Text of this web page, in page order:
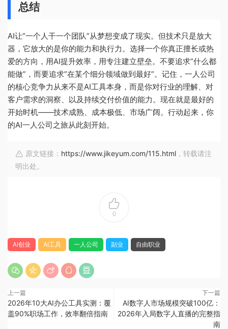
总结
AI让”一个人干一个团队”从梦想变成了现实。但技术只是放大
器，它放大的是你的能力和执行力。选择一个你真正擅长或热
爱的方向，用AI提升效率，用专注建立壁垒。不要追求”什么都
能做”，而要追求”在某个细分领域做到最好”。记住，一人公司
的核心竞争力从来不是AI工具本身，而是你对行业的理解、对
客户需求的洞察、以及持续交付价值的能力。现在就是最好的
开始时机——技术成熟、成本极低、市场广阔。行动起来，你
的AI一人公司之旅从此刻开始。
原文链接： https://www.jikeyum.com/115.html ，转载请注
明出处。
0
AI创业 AI工具 一人公司 副业 自由职业
上一篇
2026年10大AI办公工具实测：覆
盖90%职场工作，效率翻倍指南
下一篇
AI数字人市场规模突破100亿：
2026年入局数字人直播的完整指
南